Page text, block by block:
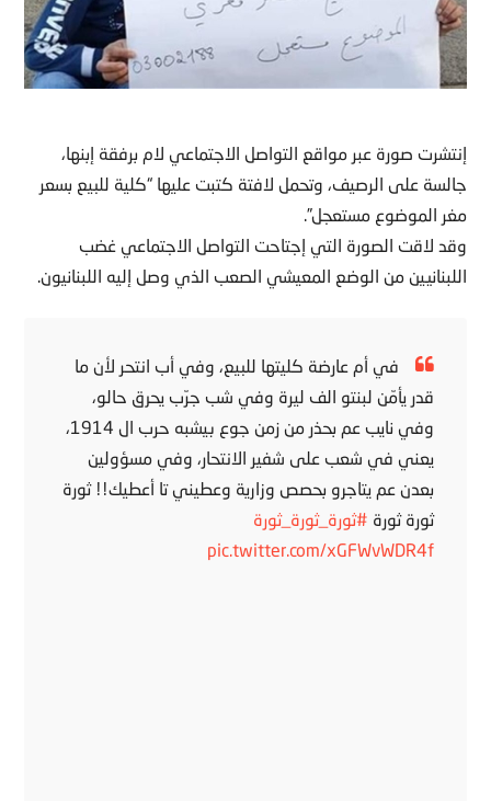
إنتشرت صورة عبر مواقع التواصل الاجتماعي لام برفقة إبنها،
جالسة على الرصيف، وتحمل لافتة كتبت عليها “كلية للبيع بسعر
مغر الموضوع مستعجل”.
وقد لاقت الصورة التي إجتاحت التواصل الاجتماعي غضب
اللبنانيين من الوضع المعيشي الصعب الذي وصل إليه اللبنانيون.
في أم عارضة كليتها للبيع، وفي أب انتحر لأن ما
قدر يأمّن لبنتو الف ليرة وفي شب جرّب يحرق حالو،
وفي نايب عم بحذر من زمن جوع بيشبه حرب ال 1914،
يعني في شعب على شفير الانتحار، وفي مسؤولين
بعدن عم يتاجرو بحصص وزارية وعطيني تا أعطيك!! ثورة
ثورة ثورة #ثورة_ثورة_ثورة
pic.twitter.com/xGFWvWDR4f